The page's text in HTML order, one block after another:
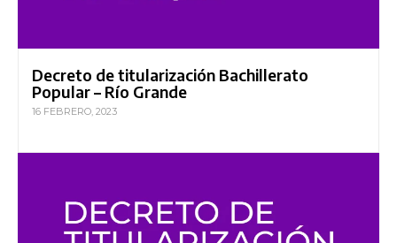
Decreto de titularización Bachillerato
Popular – Río Grande
16 FEBRERO, 2023